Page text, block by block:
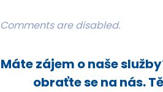
Comments are disabled.
Máte zájem o naše
obraťte se na nás.